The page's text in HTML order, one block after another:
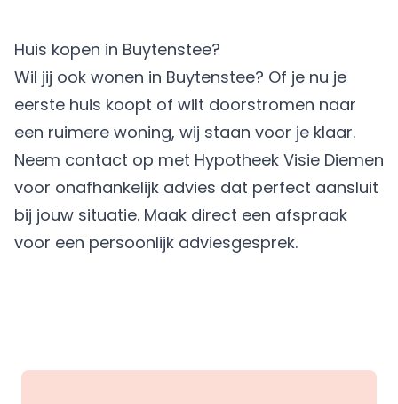
Huis kopen in Buytenstee?
Wil jij ook wonen in Buytenstee? Of je nu je
eerste huis koopt of wilt doorstromen naar
een ruimere woning, wij staan voor je klaar.
Neem contact op met Hypotheek Visie Diemen
voor onafhankelijk advies dat perfect aansluit
bij jouw situatie. Maak direct een afspraak
voor een persoonlijk adviesgesprek.